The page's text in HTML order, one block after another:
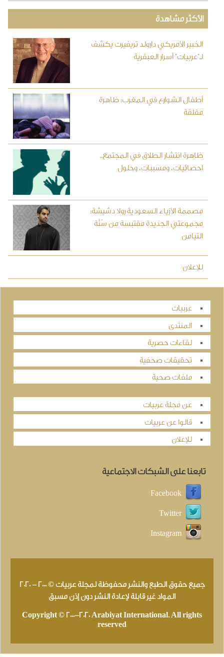
الأكثر مشاهدة
الخبير الأمريكي دارولد تريفيرت يكشف
لـ"عربيات" أسرار العبقرية
أطفال الشوارع في المغرب: ظاهرة
مقلقة
ظاهرة انتشار الطلاق في المجتمع..
احصائيات، ومسببات، وحلول
مصممة الأزياء السعودية رولا دشيشة:
مجموعتي الجديدة مقتبسة من سُنَّة
التيامن
للإعلان
عربيات
المنتدى
لقاءات حصرية
تحقيقات صحفية
ملفات صحية
عن مجلة عربيات
قالوا عن عربيات
للإعلان
تابعنا على الشبكات الاجتماعية
Facebook
Twitter
Instagram
جميع حقوق الطبع والنشر محفوظة لمجلة عربيات © 2000 - 2020
المواد غير قابلة لإعادة النشر دون إذن مسبق
Copyright © 2000-2020 Arabiyat International. All rights
reserved